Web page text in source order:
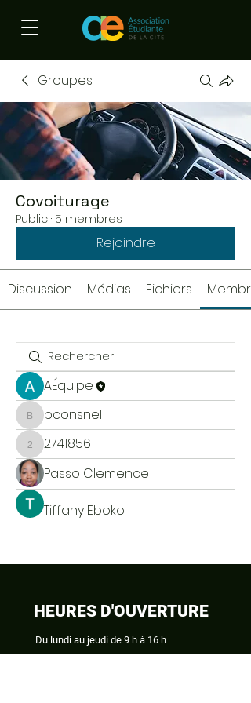
Groupes
Covoiturage
Public · 5 membres
Rejoindre
Discussion Médias Fichiers
AÉquipe
bconsnel
bconsnel
2741856
2741856
Passo Clemence
Tiffany Eboko
HEURES D'OUVERTURE
Du lundi au jeudi de 9 h à 16 h